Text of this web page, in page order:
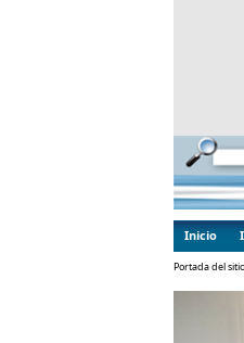
Inicio
Portada del sitio